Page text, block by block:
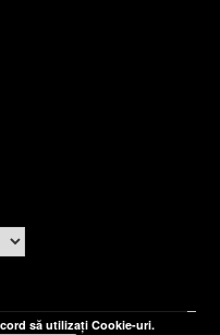
să utilizați Cookie-uri.